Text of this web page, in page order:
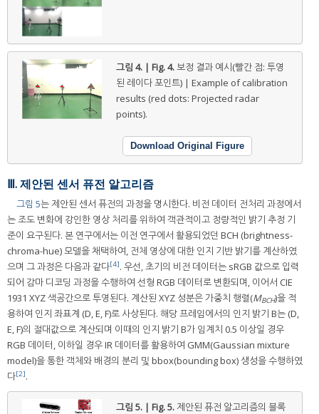
그림 4. | Fig. 4.보정 결과 예시(빨간 점: 투영
된 레이다 포인트) | Example of calibration
results (red dots: Projected radar
points).
Download Original Figure
Ⅲ. 제안된 센서 퓨전 알고리즘
그림 5는 제안된 센서 퓨전의 과정을 명시한다. 비전 데이터 전처리 과정에서
는 조도 변화에 강인한 영상 처리를 위하여 객관적이고 정량적인 밝기 추정 기
준이 요구된다. 본 연구에서는 이전 연구에서 활용되었던 BCH (brightness-
chroma-hue) 모델을 채택하여, 전체 영상에 대한 인지 기반 밝기를 계산하였
으며 그 과정은 다음과 같다[4]. 우선, 초기의 비전 데이터는 sRGB 값으로 입력
되어 감마 디코딩 과정을 수행하여 선형 RGB 데이터로 변환되며, 이어서 CIE
1931 XYZ 색공간으로 투영된다. 계산된 XYZ 성분은 가중치 행렬(MBCH)을 적
용하여 인지 좌표계 (D, E, F)로 사상된다. 해당 프레임에서의 인지 밝기 B는 (D,
E, F)의 절대값으로 계산되며 이때의 인지 밝기 B가 임계치 0.5 이상일 경우
RGB 데이터, 이하일 경우 IR 데이터를 활용하여 GMM(Gaussian mixture
model)을 통한 객체와 배경의 분리 및 bbox(bounding box) 생성을 수행하였
다[2].
그림 5. | Fig. 5. 제안된 퓨전 알고리즘의 블록